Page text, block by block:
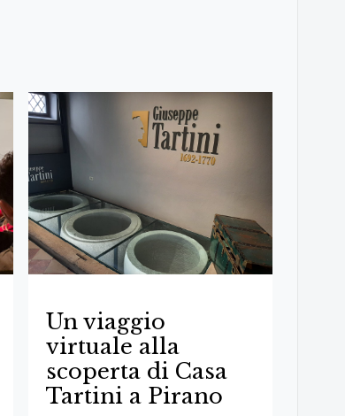
Un viaggio
virtuale alla
scoperta di Casa
Tartini a Pirano